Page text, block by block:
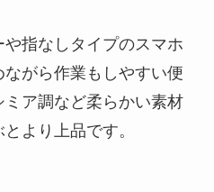
指なしタイプのスマホ
がら作業もしやすい便
ア調など柔らかい素材
より上品です。